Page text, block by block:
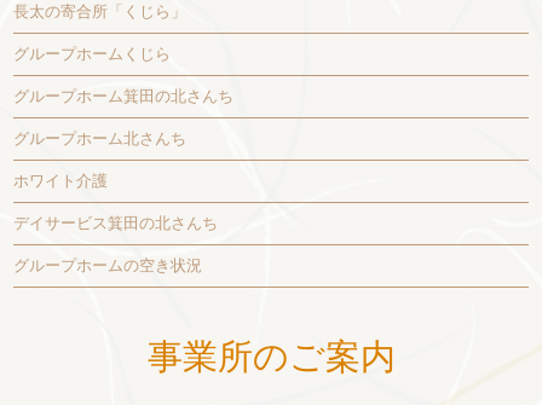
長太の寄合所「くじら」
グループホームくじら
グループホーム箕田の北さんち
グループホーム北さんち
ホワイト介護
デイサービス箕田の北さんち
グループホームの空き状況
事業所のご案内